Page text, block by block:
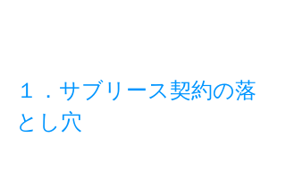
１．サブリース契約の落
とし穴